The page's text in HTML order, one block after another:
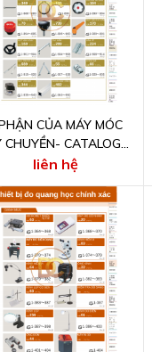
CỦA MÁY MÓC
CHUYỀN- CATALOG
NHẬT ONLINE
liên hệ